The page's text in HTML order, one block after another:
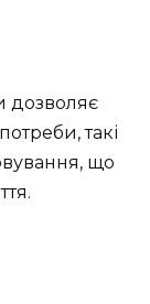
дозволяє
такі
що